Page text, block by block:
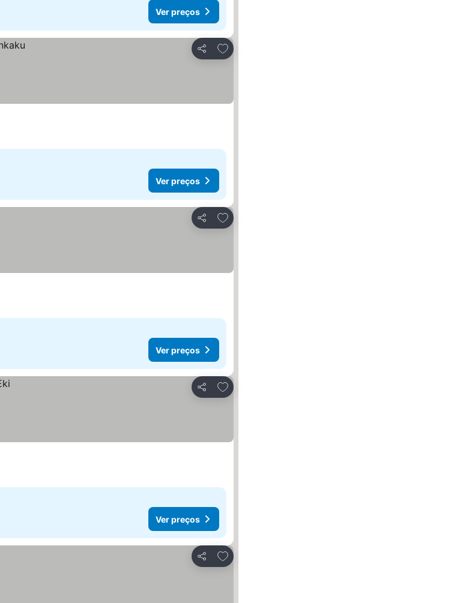
Ver preços
Partilhar
Adicionar aos favoritos
Ver preços
Partilhar
Adicionar aos favoritos
Ver preços
Partilhar
Adicionar aos favoritos
Ver preços
Partilhar
Adicionar aos favoritos